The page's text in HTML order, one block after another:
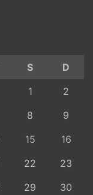
S
D
1
2
8
9
15
16
22
23
29
30